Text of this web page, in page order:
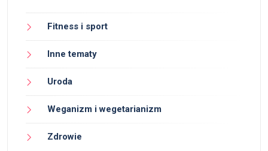
Fitness i sport
Inne tematy
Uroda
Weganizm i wegetarianizm
Zdrowie